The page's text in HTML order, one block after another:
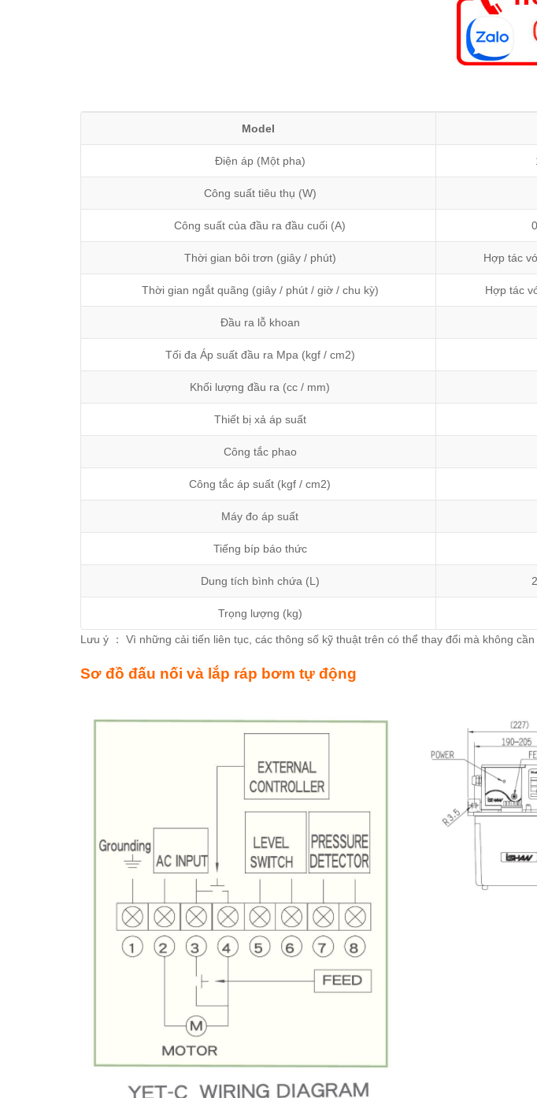
Model
Điện áp (Một pha)
Công suất tiêu thụ (W)
Công suất của đầu ra đầu cuối (A)
Thời gian bôi trơn (giây / phút) Hợp tác
Thời gian ngắt quãng (giây / phút / giờ / chu kỳ) Hợp tác
Đầu ra lỗ khoan
Tối đa Áp suất đầu ra Mpa (kgf / cm2)
Khối lượng đầu ra (cc / mm)
Thiết bị xả áp suất
Công tắc phao
Công tắc áp suất (kgf / cm2)
Máy đo áp suất
Tiếng bíp báo thức
Dung tích bình chứa (L)
Trọng lượng (kg)
Lưu ý ： Vì những cải tiến liên tục, các thông số kỹ thuật trên có thể thay đổi mà không
Sơ đồ đấu nối và lắp ráp bơm tự động